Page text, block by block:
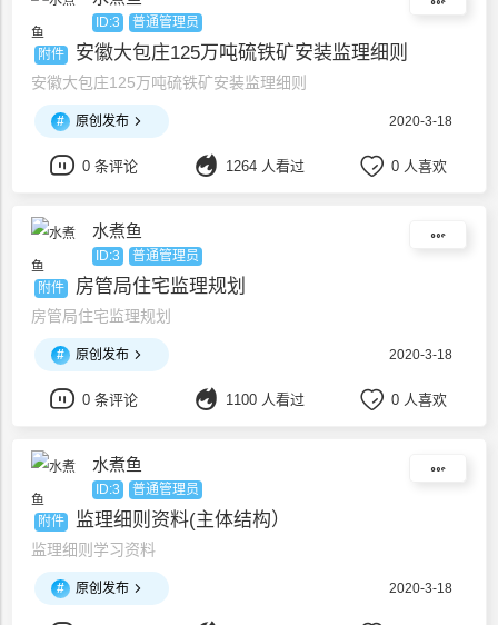
ID:3 普通管理员
附件 安徽大包庄125万吨硫铁矿安装监理细则
安徽大包庄125万吨硫铁矿安装监理细则
# 原创发布 2020-3-18
0 条评论 1264 人看过 0 人喜欢
水煮鱼
ID:3 普通管理员
附件 房管局住宅监理规划
房管局住宅监理规划
# 原创发布 2020-3-18
0 条评论 1100 人看过 0 人喜欢
水煮鱼
ID:3 普通管理员
附件 监理细则资料(主体结构）
监理细则学习资料
# 原创发布 2020-3-18